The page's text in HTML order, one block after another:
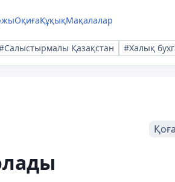
ОқиғаҚұқықМақалалар
Қазақстан #Халық